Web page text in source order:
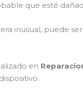
que esté
inusual, puede
en